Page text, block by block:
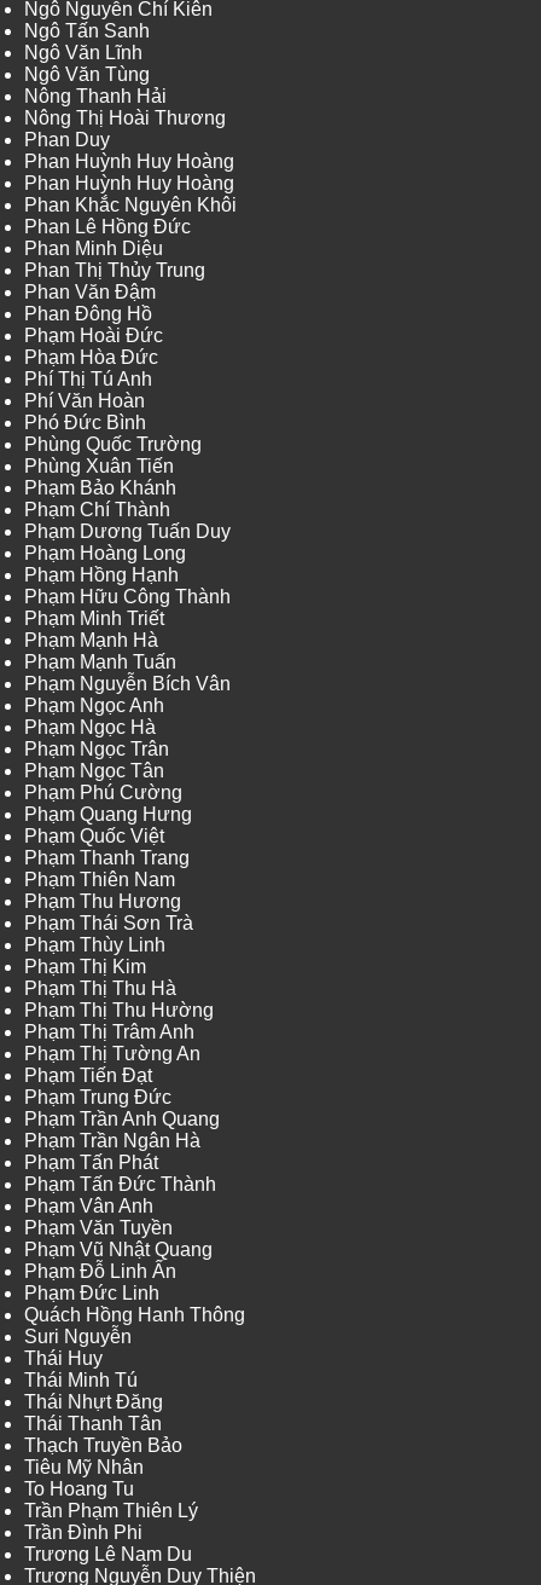
Ngô Nguyễn Chí Kiên
Ngô Tấn Sanh
Ngô Văn Lĩnh
Ngô Văn Tùng
Nông Thanh Hải
Nông Thị Hoài Thương
Phan Duy
Phan Huỳnh Huy Hoàng
Phan Huỳnh Huy Hoàng
Phan Khắc Nguyên Khôi
Phan Lê Hồng Đức
Phan Minh Diệu
Phan Thị Thủy Trung
Phan Văn Đậm
Phan Đông Hồ
Phạm Hoài Đức
Phạm Hòa Đức
Phí Thị Tú Anh
Phí Văn Hoàn
Phó Đức Bình
Phùng Quốc Trường
Phùng Xuân Tiến
Phạm Bảo Khánh
Phạm Chí Thành
Phạm Dương Tuấn Duy
Phạm Hoàng Long
Phạm Hồng Hạnh
Phạm Hữu Công Thành
Phạm Minh Triết
Phạm Mạnh Hà
Phạm Mạnh Tuấn
Phạm Nguyễn Bích Vân
Phạm Ngọc Anh
Phạm Ngọc Hà
Phạm Ngọc Trân
Phạm Ngọc Tân
Phạm Phú Cường
Phạm Quang Hưng
Phạm Quốc Việt
Phạm Thanh Trang
Phạm Thiên Nam
Phạm Thu Hương
Phạm Thái Sơn Trà
Phạm Thùy Linh
Phạm Thị Kim
Phạm Thị Thu Hà
Phạm Thị Thu Hường
Phạm Thị Trâm Anh
Phạm Thị Tường An
Phạm Tiến Đạt
Phạm Trung Đức
Phạm Trần Anh Quang
Phạm Trần Ngân Hà
Phạm Tấn Phát
Phạm Tấn Đức Thành
Phạm Vân Anh
Phạm Văn Tuyền
Phạm Vũ Nhật Quang
Phạm Đỗ Linh Ấn
Phạm Đức Linh
Quách Hồng Hanh Thông
Suri Nguyễn
Thái Huy
Thái Minh Tú
Thái Nhựt Đăng
Thái Thanh Tân
Thạch Truyền Bảo
Tiêu Mỹ Nhân
To Hoang Tu
Trần Phạm Thiên Lý
Trần Đình Phi
Trương Lê Nam Du
Trương Nguyễn Duy Thiện